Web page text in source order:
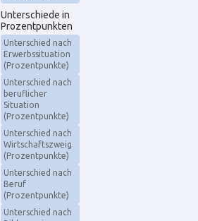
Unterschiede in
Prozentpunkten
Unterschied nach
Erwerbssituation
(Prozentpunkte)
Unterschied nach
beruflicher
Situation
(Prozentpunkte)
Unterschied nach
Wirtschaftszweig
(Prozentpunkte)
Unterschied nach
Beruf
(Prozentpunkte)
Unterschied nach